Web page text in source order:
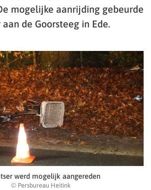
mogelijke aanrijding gebeurde
de Goorsteeg in Ede.
werd mogelijk aangereden
© Persbureau Heitink